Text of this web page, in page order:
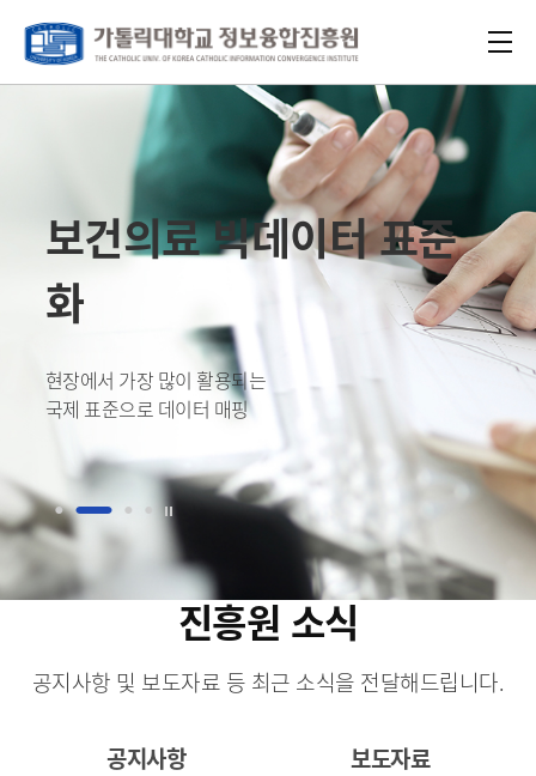
본문 바로가기
글로벌 네비게이션 바로가기
보건의료 빅데이터 표준
화
현장에서 가장 많이 활용되는
국제 표준으로 데이터 매핑
진흥원 소식
공지사항 및 보도자료 등 최근 소식을 전달해드립니다.
공지사항 보도자료